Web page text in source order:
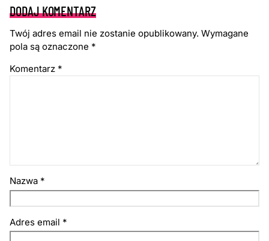
DODAJ KOMENTARZ
Twój adres email nie zostanie opublikowany. Wymagane
pola są oznaczone *
Komentarz *
Nazwa *
Adres email *